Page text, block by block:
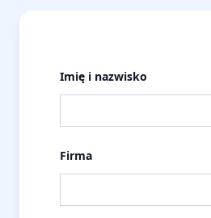
Imię i nazwisko
Firma